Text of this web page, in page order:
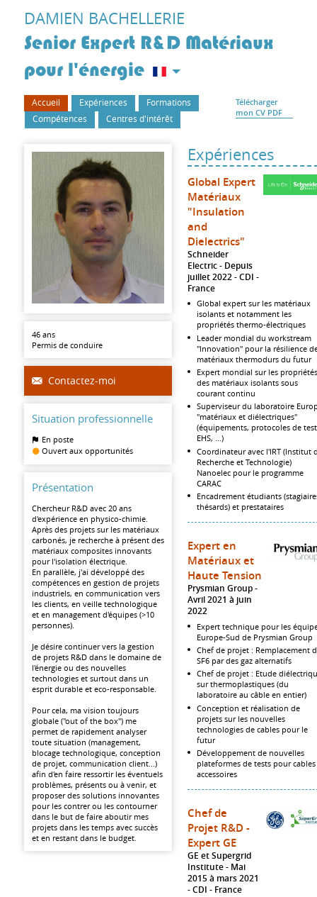
DAMIEN BACHELLERIE
Senior Expert R&D Matériaux
pour l'énergie
Accueil Expériences
Formations
Compétences
Centres d'intérêt
Télécharger
mon CV PDF
46 ans
Permis de conduire
Contactez-moi
Situation professionnelle
En poste
Ouvert aux opportunités
Présentation
Chercheur R&D avec 20 ans
d'expérience en physico-chimie.
Après des projets sur les matériaux
carbonés, je recherche à présent des
matériaux composites innovants
pour l'isolation électrique.
En parallèle, j'ai développé des
compétences en gestion de projets
industriels, en communication vers
les clients, en veille technologique
et en management d'équipes (>10
personnes).
Je désire continuer vers la gestion
de projets R&D dans le domaine de
l'énergie ou des nouvelles
technologies et surtout dans un
esprit durable et eco-responsable.
Pour cela, ma vision toujours
globale ("out of the box") me
permet de rapidement analyser
toute situation (management,
blocage technologique, conception
de projet, communication client...)
afin d'en faire ressortir les éventuels
problèmes, présents ou à venir, et
proposer des solutions innovantes
pour les contrer ou les contourner
dans le but de faire aboutir mes
projets dans les temps avec succès
et en restant dans le budget.
Expériences
Global Expert
Matériaux
"Insulation
and
Dielectrics"
Schneider
Electric
Depuis
juillet 2022 CDI
France
Global expert sur les matériaux
isolants et notamment les
propriétés thermo-électriques
Leader mondial du workstream
"Innovation" pour la résilience
matériaux thermodurs du futur
Expert mondial sur les propriétés
des matériaux isolants sous
courant continu
Superviseur du laboratoire
"matériaux et diélectriques"
(équipements, protocoles de
EHS, ...)
Coordinateur avec l'IRT (Institut
Recherche et Technologie)
Nanoelec pour le programme
CARAC
Encadrement étudiants
thésards) et prestataires
Expert en
Matériaux et
Haute Tension
Prysmian Group
Avril 2021 à juin
2022
Expert technique pour les
Europe-Sud de Prysmian Group
Chef de projet : Remplacement
SF6 par des gaz alternatifs
Chef de projet : Etude
sur thermoplastiques (du
laboratoire au câble en entier)
Conception et réalisation de
projets sur les nouvelles
technologies de cables pour le
futur
Développement de nouvelles
plateformes de tests pour
accessoires
Chef de
Projet R&D -
Expert GE
GE et Supergrid
Institute
Mai
2015 à mars 2021
CDI
France